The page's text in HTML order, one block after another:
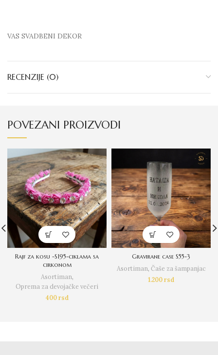
VAS SVADBENI DEKOR
RECENZIJE (0)
POVEZANI PROIZVODI
Rajf za kosu -S195-ciklama sa
cirkonom
Asortiman,
Oprema za devojačke večeri
400rsd
Gravirane case S55-3
Asortiman, Čaše za šampanjac
1.200rsd